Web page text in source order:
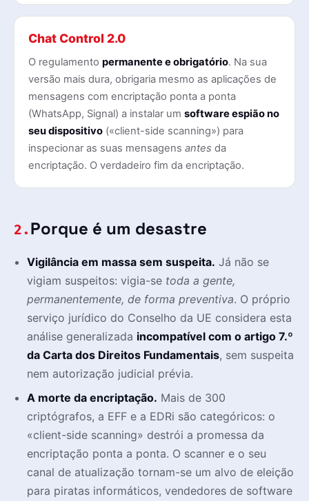
Chat Control 2.0
O regulamento permanente e obrigatório. Na sua
versão mais dura, obrigaria mesmo as aplicações de
mensagens com encriptação ponta a ponta
(WhatsApp, Signal) a instalar um software espião no
seu dispositivo («client-side scanning») para
inspecionar as suas mensagens antes da
encriptação. O verdadeiro fim da encriptação.
2. Porque é um desastre
Vigilância em massa sem suspeita. Já não se
vigiam suspeitos: vigia-se toda a gente,
permanentemente, de forma preventiva. O próprio
serviço jurídico do Conselho da UE considera esta
análise generalizada incompatível com o artigo 7.º
da Carta dos Direitos Fundamentais, sem suspeita
nem autorização judicial prévia.
A morte da encriptação. Mais de 300
criptógrafos, a EFF e a EDRi são categóricos: o
«client-side scanning» destrói a promessa da
encriptação ponta a ponta. O scanner e o seu
canal de atualização tornam-se um alvo de eleição
para piratas informáticos, vendedores de software